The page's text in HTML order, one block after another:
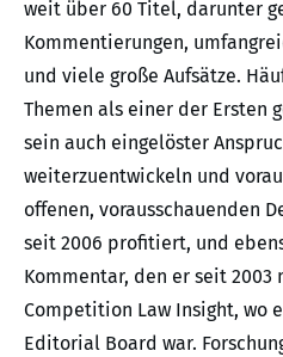
weit über 60 Titel, darunter
Kommentierungen,
und viele große Aufsätze.
Themen als einer der Ersten
sein auch eingelöster
weiterzuentwickeln und
offenen, vorausschauenden
seit 2006 profitiert, und
Kommentar, den er seit 2003
Competition Law Insight, wo
Editorial Board war.